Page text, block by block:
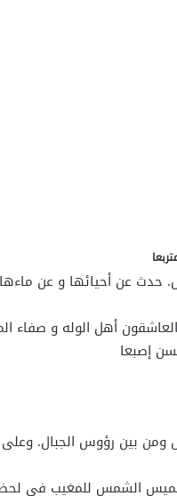
عن أحيائها و عن
أهل الوله و صفاء
إصبعا
بين رؤوس الجبال.
الشمس للمغيب في